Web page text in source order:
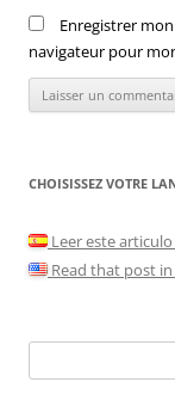
Enregistrer
navigateur pour
CHOISISSEZ VOTRE
Leer este articulo
Read that post in